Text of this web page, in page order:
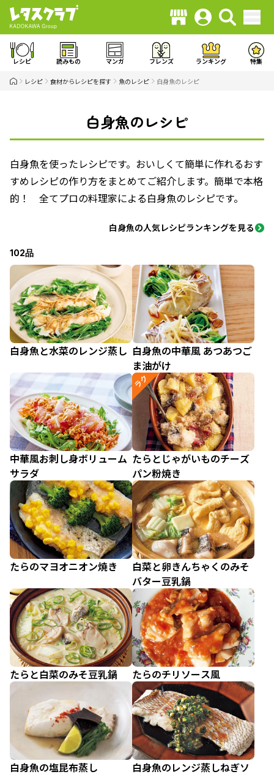
レシピ 読みもの マンガ フレンズ ランキング 特集
レシピ 食材からレシピを探す 魚のレシピ 白身魚のレシピ
白身魚のレシピ
白身魚を使ったレシピです。おいしくて簡単に作れるおす
すめレシピの作り方をまとめてご紹介します。簡単で本格
的！ 全てプロの料理家による白身魚のレシピです。
白身魚の人気レシピランキングを見る
102品
白身魚と水菜のレンジ蒸し 白身魚の中華風 あつあつご
ま油がけ
中華風お刺し身ボリューム
サラダ
ラク
たらとじゃがいものチーズ
パン粉焼き
たらのマヨオニオン焼き
白菜と卵きんちゃくのみそ
バター豆乳鍋
たらと白菜のみそ豆乳鍋 たらのチリソース風
白身魚の塩昆布蒸し
白身魚のレンジ蒸しねぎソ